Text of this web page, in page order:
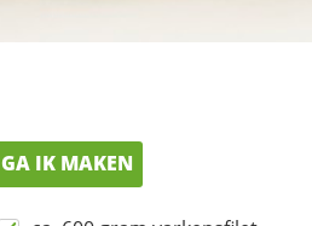
GA IK MAKEN